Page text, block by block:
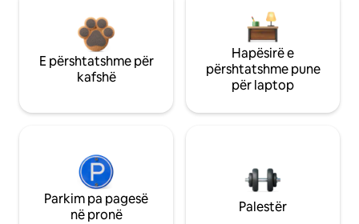
E përshtatshme për
kafshë
Hapësirë e
përshtatshme pune
për laptop
Parkim pa pagesë
në pronë
Palestër